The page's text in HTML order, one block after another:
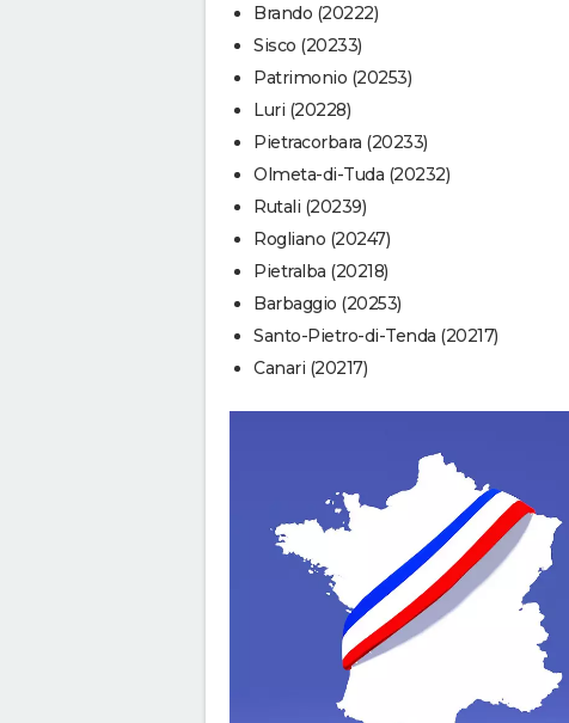
Brando (20222)
Sisco (20233)
Patrimonio (20253)
Luri (20228)
Pietracorbara (20233)
Olmeta-di-Tuda (20232)
Rutali (20239)
Rogliano (20247)
Pietralba (20218)
Barbaggio (20253)
Santo-Pietro-di-Tenda (20217)
Canari (20217)